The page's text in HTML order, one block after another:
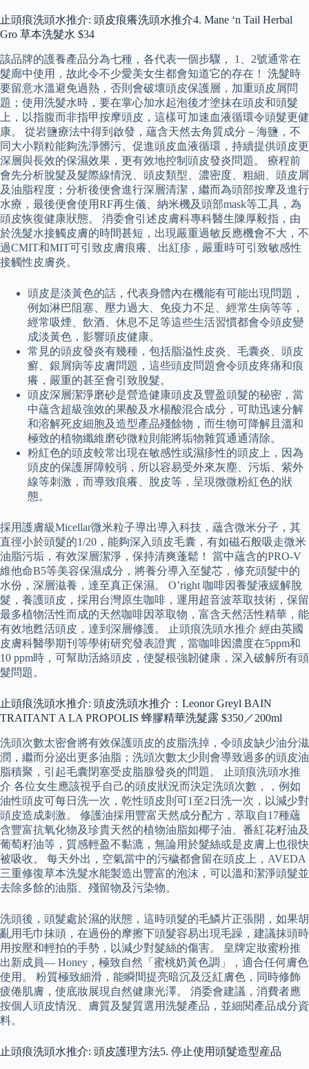
止頭痕洗頭水推介: 頭皮痕癢洗頭水推介4. Mane ‘n Tail Herbal
Gro 草本洗髮水 $34
該品牌的護養產品分為七種，各代表一個步驟， 1、2號通常在
髮廊中使用，故此令不少愛美女生都會知道它的存在！ 洗髮時
要留意水溫避免過熱，否則會破壞頭皮保護層，加重頭皮屑問
題；使用洗髮水時，要在掌心加水起泡後才塗抹在頭皮和頭髮
上，以指腹而非指甲按摩頭皮，這樣可加速血液循環令頭髮更健
康。 從岩鹽療法中得到啟發，蘊含天然去角質成分－海鹽，不
同大小顆粒能夠洗淨髒污、促進頭皮血液循環，持續提供頭皮更
深層與長效的保濕效果，更有效地控制頭皮發炎問題。 療程前
會先分析脫髮及髮際線情況、頭皮類型、濃密度、粗細、頭皮屑
及油脂程度；分析後便會進行深層清潔，繼而為頭部按摩及進行
水療，最後便會使用RF再生儀、納米機及頭部mask等工具，為
頭皮恢復健康狀態。 消委會引述皮膚科專科醫生陳厚毅指，由
於洗髮水接觸皮膚的時間甚短，出現嚴重過敏反應機會不大，不
過CMIT和MIT可引致皮膚痕癢、出紅疹，嚴重時可引致敏感性
接觸性皮膚炎。
頭皮是淡黃色的話，代表身體內在機能有可能出現問題，
例如淋巴阻塞、壓力過大、免疫力不足、經常生病等等，
經常吸煙、飲酒、休息不足等這些生活習慣都會令頭皮變
成淡黃色，影響頭皮健康。
常見的頭皮發炎有幾種，包括脂溢性皮炎、毛囊炎、頭皮
癬、銀屑病等皮膚問題，這些頭皮問題會令頭皮疼痛和痕
癢，嚴重的甚至會引致脫髮。
頭皮深層潔淨磨砂是營造健康頭皮及豐盈頭髮的秘密，當
中蘊含超級強效的果酸及水楊酸混合成分，可助迅速分解
和溶解死皮細胞及造型產品殘餘物，而生物可降解且溫和
極致的植物纖維磨砂微粒則能將垢物雜質通通清除。
粉紅色的頭皮較常出現在敏感性或濕疹性的頭皮上，因為
頭皮的保護屏障較弱，所以容易受外來灰塵、污垢、紫外
線等刺激，而導致痕癢、脫皮等，呈現微微粉紅色的狀
態。
採用護膚級Micellar微米粒子導出導入科技，蘊含微米分子，其
直徑小於頭髮的1/20，能夠深入頭皮毛囊，有如磁石般吸走微米
油脂污垢，有效深層潔淨，保持清爽蓬鬆！ 當中蘊含的PRO-V
維他命B5等美容保濕成分，將養分導入至髮芯，修充頭髮中的
水份，深層滋養，達至真正保濕。 O’right 咖啡因養髮液緩解脫
髮，養護頭皮，採用台灣原生咖啡，運用超音波萃取技術，保留
最多植物活性而成的天然咖啡因萃取物，富含天然活性精華，能
有效地甦活頭皮，達到深層修護。 止頭痕洗頭水推介 經由英國
皮膚科醫學期刊等學術研究發表證實，當咖啡因濃度在5ppm和
10 ppm時，可幫助活絡頭皮，使髮根強韌健康，深入破解所有頭
髮問題。
止頭痕洗頭水推介: 頭皮洗頭水推介：Leonor Greyl BAIN
TRAITANT A LA PROPOLIS 蜂膠精華洗髮露 $350／200ml
洗頭次數太密會將有效保護頭皮的皮脂洗掉，令頭皮缺少油分滋
潤，繼而分泌出更多油脂；洗頭次數太少則會導致過多的頭皮油
脂積聚，引起毛囊閉塞受皮脂腺發炎的問題。 止頭痕洗頭水推
介 各位女生應該視乎自己的頭皮狀況而決定洗頭次數，，例如
油性頭皮可每日洗一次，乾性頭皮則可1至2日洗一次，以減少對
頭皮造成刺激。 修護油採用豐富天然成分配方，萃取自17種蘊
含豐富抗氧化物及珍貴天然的植物油脂如椰子油、番紅花籽油及
葡萄籽油等，質感輕盈不黏漉，無論用於髮絲或是皮膚上也很快
被吸收。 每天外出，空氣當中的污穢都會留在頭皮上，AVEDA
三重修復草本洗髮水能製造出豐富的泡沫，可以溫和潔淨頭髮並
去除多餘的油脂、殘留物及污染物。
洗頭後，頭髮處於濕的狀態，這時頭髮的毛鱗片正張開，如果胡
亂用毛巾抹頭，在過份的摩擦下頭髮容易出現毛躁，建議抹頭時
用按壓和輕拍的手勢，以減少對髮絲的傷害。 皇牌定妝蜜粉推
出新成員— Honey，極致自然「蜜桃奶黃色調」，適合任何膚色
使用。 粉質極致細滑，能瞬間提亮暗沉及泛紅膚色，同時修飾
疲倦肌膚，使底妝展現自然健康光澤。 消委會建議，消費者應
按個人頭皮情況、膚質及髮質選用洗髮產品，並細閱產品成分資
料。
止頭痕洗頭水推介: 頭皮護理方法5. 停止使用頭髮造型産品